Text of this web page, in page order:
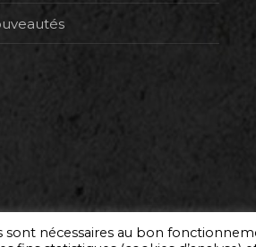
sont nécessaires au bon